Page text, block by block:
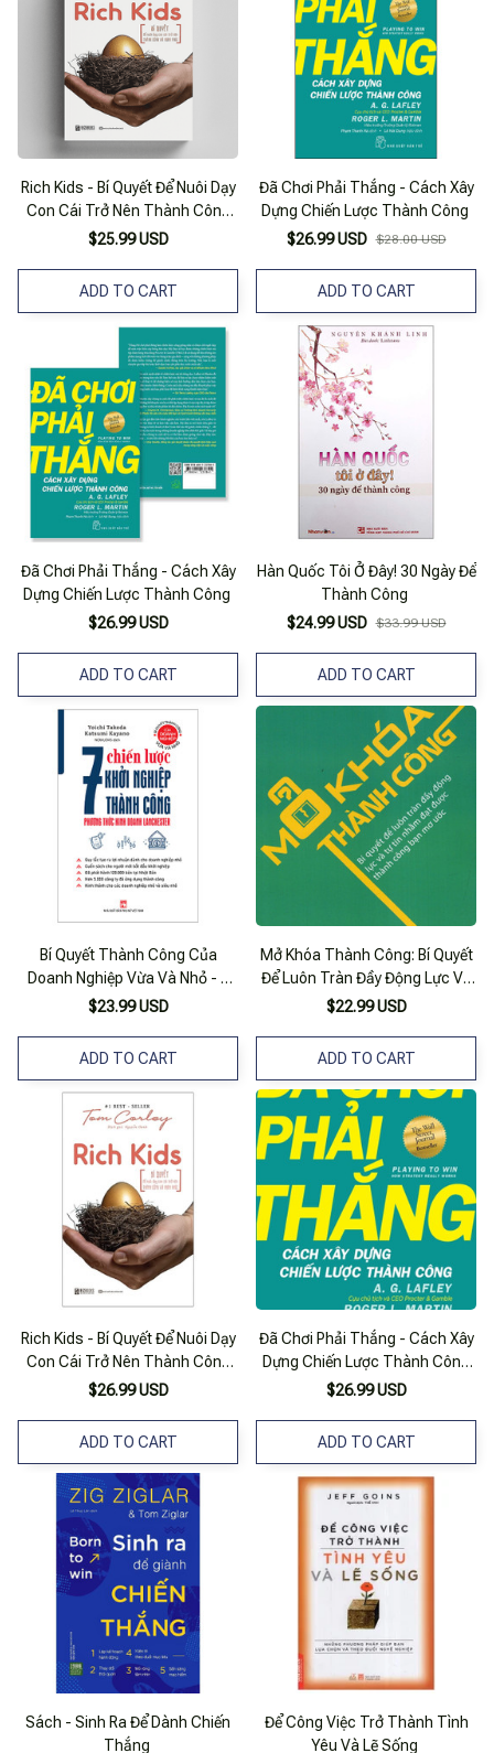
Rich Kids - Bí Quyết Để Nuôi Dạy
Con Cái Trở Nên Thành Công
Và Hạnh Phúc
$25.99 USD
ADD TO CART
Đã Chơi Phải Thắng - Cách Xây
Dựng Chiến Lược Thành Công
$26.99 USD $28.00 USD
ADD TO CART
Đã Chơi Phải Thắng - Cách Xây
Dựng Chiến Lược Thành Công
$26.99 USD
ADD TO CART
Hàn Quốc Tôi Ở Đây! 30 Ngày Để
Thành Công
$24.99 USD $33.99 USD
ADD TO CART
Bí Quyết Thành Công Của
Doanh Nghiệp Vừa Và Nhỏ - 7
Chiến Lược Để Khởi Nghiệp
$23.99 USD
ADD TO CART
Mở Khóa Thành Công: Bí Quyết
Để Luôn Tràn Đầy Động Lực Và
Tự Tin Nhằm Đạt Được Thành
$22.99 USD
ADD TO CART
Rich Kids - Bí Quyết Để Nuôi Dạy
Con Cái Trở Nên Thành Công
Và Hạnh Phúc
$26.99 USD
ADD TO CART
Đã Chơi Phải Thắng - Cách Xây
Dựng Chiến Lược Thành Công
_Tre
$26.99 USD
ADD TO CART
Sách - Sinh Ra Để Dành Chiến
Thắng
Để Công Việc Trở Thành Tình
Yêu Và Lẽ Sống